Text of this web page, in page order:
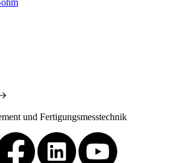
und Fertigungsmesstechnik